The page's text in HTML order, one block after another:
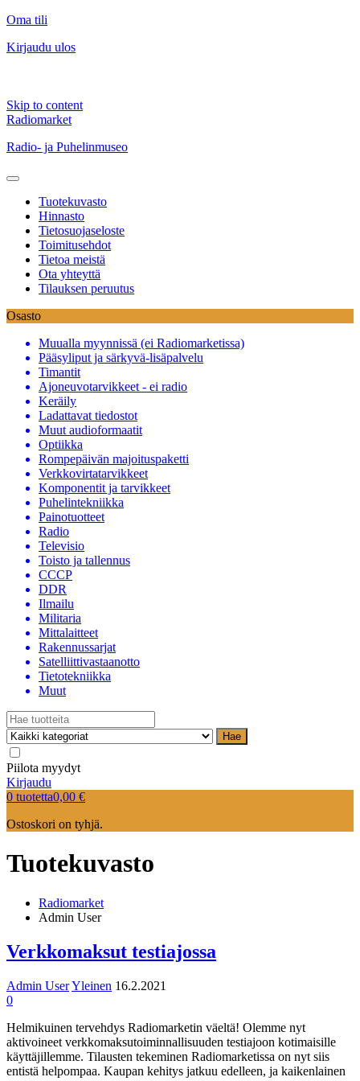
Oma tili
Kirjaudu ulos
Skip to content
Radiomarket
Radio- ja Puhelinmuseo
Tuotekuvasto
Hinnasto
Tietosuojaseloste
Toimitusehdot
Tietoa meistä
Ota yhteyttä
Tilauksen peruutus
Osasto
Muualla myynnissä (ei Radiomarketissa)
Pääsyliput ja särkyvä-lisäpalvelu
Timantit
Ajoneuvotarvikkeet - ei radio
Keräily
Ladattavat tiedostot
Muut audioformaatit
Optiikka
Rompepäivän majoituspaketti
Verkkovirtatarvikkeet
Komponentit ja tarvikkeet
Puhelintekniikka
Painotuotteet
Radio
Televisio
Toisto ja tallennus
CCCP
DDR
Ilmailu
Militaria
Mittalaitteet
Rakennussarjat
Satelliittivastaanotto
Tietotekniikka
Muut
Hae
Piilota myydyt
Kirjaudu
0 tuotetta0,00 €
Ostoskori on tyhjä.
Tuotekuvasto
Radiomarket
Admin User
Verkkomaksut testiajossa
Admin UserYleinen 16.2.2021
0
Helmikuinen tervehdys Radiomarketin väeltä! Olemme nyt
aktivoineet verkkomaksutoiminnallisuuden testiajoon kotimaisille
käyttäjillemme. Tilausten tekeminen Radiomarketissa on nyt siis
entistä helpompaa. Kaupan kehitys jatkuu edelleen, ja kaikenlainen